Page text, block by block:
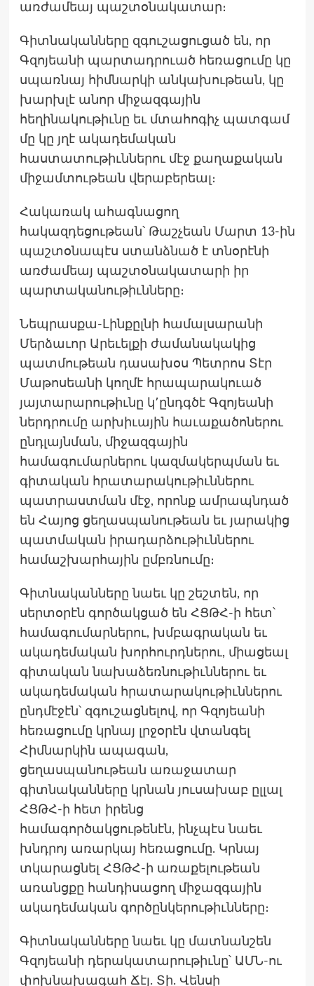
առժամեայ պաշտօնակատար։
Գիտնականները զգուշացուցած են, որ
Գզոյեանի պարտադրուած հեռացումը կը
սպառնայ հիմնարկի անկախութեան, կը
խարխլէ անոր միջազգային
հեղինակութիւնը եւ մտահոգիչ պատգամ
մը կը յղէ ակադեմական
հաստատութիւններու մէջ քաղաքական
միջամտութեան վերաբերեալ։
Հակառակ ահագնացող
հակազդեցութեան՝ Թաշչեան Մարտ 13-ին
պաշտօնապէս ստանձնած է տնօրէնի
առժամեայ պաշտօնակատարի իր
պարտականութիւնները։
Նեպրասքա-Լինքըլնի համալսարանի
Մերձաւոր Արեւելքի ժամանակակից
պատմութեան դասախօս Պետրոս Տէր
Մաթոսեանի կողմէ հրապարակուած
յայտարարութիւնը կ՚ընդգծէ Գզոյեանի
ներդրումը արխիւային հաւաքածոներու
ընդլայնման, միջազգային
համագումարներու կազմակերպման եւ
գիտական հրատարակութիւններու
պատրաստման մէջ, որոնք ամրապնդած
են Հայոց ցեղասպանութեան եւ յարակից
պատմական իրադարձութիւններու
համաշխարհային ըմբռնումը։
Գիտնականները նաեւ կը շեշտեն, որ
սերտօրէն գործակցած են ՀՑԹՀ-ի հետ՝
համագումարներու, խմբագրական եւ
ակադեմական խորհուրդներու, միացեալ
գիտական նախաձեռնութիւններու եւ
ակադեմական հրատարակութիւններու
ընդմէջէն՝ զգուշացնելով, որ Գզոյեանի
հեռացումը կրնայ լրջօրէն վտանգել
Հիմնարկին ապագան,
ցեղասպանութեան առաջատար
գիտնականները կրնան յուսախաբ ըլլալ
ՀՑԹՀ-ի հետ իրենց
համագործակցութենէն, ինչպէս նաեւ
խնդրոյ առարկայ հեռացումը. Կրնայ
տկարացնել ՀՑԹՀ-ի առաքելութեան
առանցքը հանդիսացող միջազգային
ակադեմական գործընկերութիւնները։
Գիտնականները նաեւ կը մատնանշեն
Գզոյեանի դերակատարութիւնը՝ ԱՄՆ-ու
փոխնախագահ Ճէյ. Տի. Վենսի